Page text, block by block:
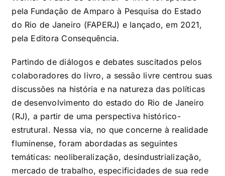
pela Fundação de Amparo à Pesquisa do Estado
do Rio de Janeiro (FAPERJ) e lançado, em 2021,
pela Editora Consequência.
Partindo de diálogos e debates suscitados pelos
colaboradores do livro, a sessão livre centrou suas
discussões na história e na natureza das políticas
de desenvolvimento do estado do Rio de Janeiro
(RJ), a partir de uma perspectiva histórico-
estrutural. Nessa via, no que concerne à realidade
fluminense, foram abordadas as seguintes
temáticas: neoliberalização, desindustrialização,
mercado de trabalho, especificidades de sua rede